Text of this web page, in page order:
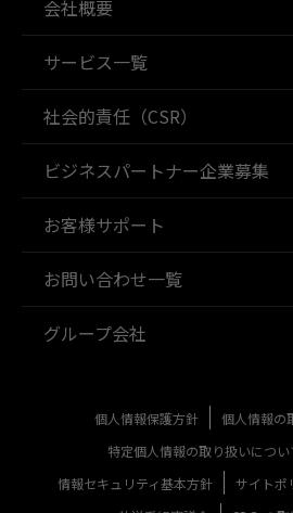
会社概要
サービス一覧
社会的責任（CSR）
ビジネスパートナー企業募集
お客様サポート
お問い合わせ一覧
グループ会社
個人情報保護方針
個人情報の
特定個人情報の取り扱いについ
情報セキュリティ基本方針
サイトポ